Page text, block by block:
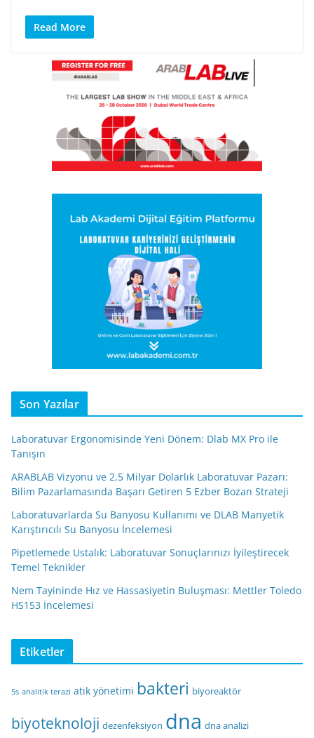
Read More
Son Yazılar
Laboratuvar Ergonomisinde Yeni Dönem: Dlab MX Pro ile
Tanışın
ARABLAB Vizyonu ve 2,5 Milyar Dolarlık Laboratuvar Pazarı:
Bilim Pazarlamasında Başarı Getiren 5 Ezber Bozan Strateji
Laboratuvarlarda Su Banyosu Kullanımı ve DLAB Manyetik
Karıştırıcılı Su Banyosu İncelemesi
Pipetlemede Ustalık: Laboratuvar Sonuçlarınızı İyileştirecek
Temel Teknikler
Nem Tayininde Hız ve Hassasiyetin Buluşması: Mettler Toledo
HS153 İncelemesi
Etiketler
5s analitik terazi atık yönetimi bakteri biyoreaktör
biyoteknoloji dezenfeksiyon dna dna analizi